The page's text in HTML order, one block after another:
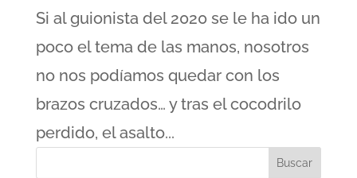
Si al guionista del 2020 se le ha ido un
poco el tema de las manos, nosotros
no nos podíamos quedar con los
brazos cruzados… y tras el cocodrilo
perdido, el asalto...